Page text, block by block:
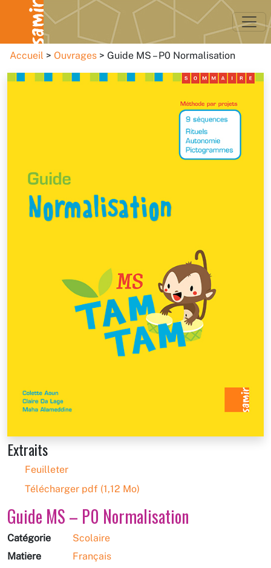
Accueil Ouvrages Guide MS – P0 Normalisation
Extraits
Feuilleter
Télécharger pdf (1,12 Mo)
Guide MS – P0 Normalisation
Catégorie
Scolaire
Matière
Français